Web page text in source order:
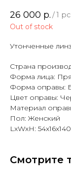
26 000 р. /1 pc
Out of stock
Утонченные
Страна
Форма лица:
Форма оправы:
Цвет оправы:
Материал
Пол: Женский
LxWxH:
Смотрите